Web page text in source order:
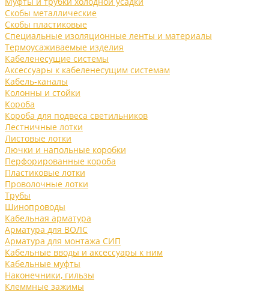
Скобы металлические
Скобы пластиковые
Специальные изоляционные ленты и материалы
Термоусаживаемые изделия
Кабеленесущие системы
Аксессуары к кабеленесущим системам
Кабель-каналы
Колонны и стойки
Короба
Короба для подвеса светильников
Лестничные лотки
Листовые лотки
Лючки и напольные коробки
Перфорированные короба
Пластиковые лотки
Проволочные лотки
Трубы
Шинопроводы
Кабельная арматура
Арматура для ВОЛС
Арматура для монтажа СИП
Кабельные вводы и аксессуары к ним
Кабельные муфты
Наконечники, гильзы
Клеммные зажимы